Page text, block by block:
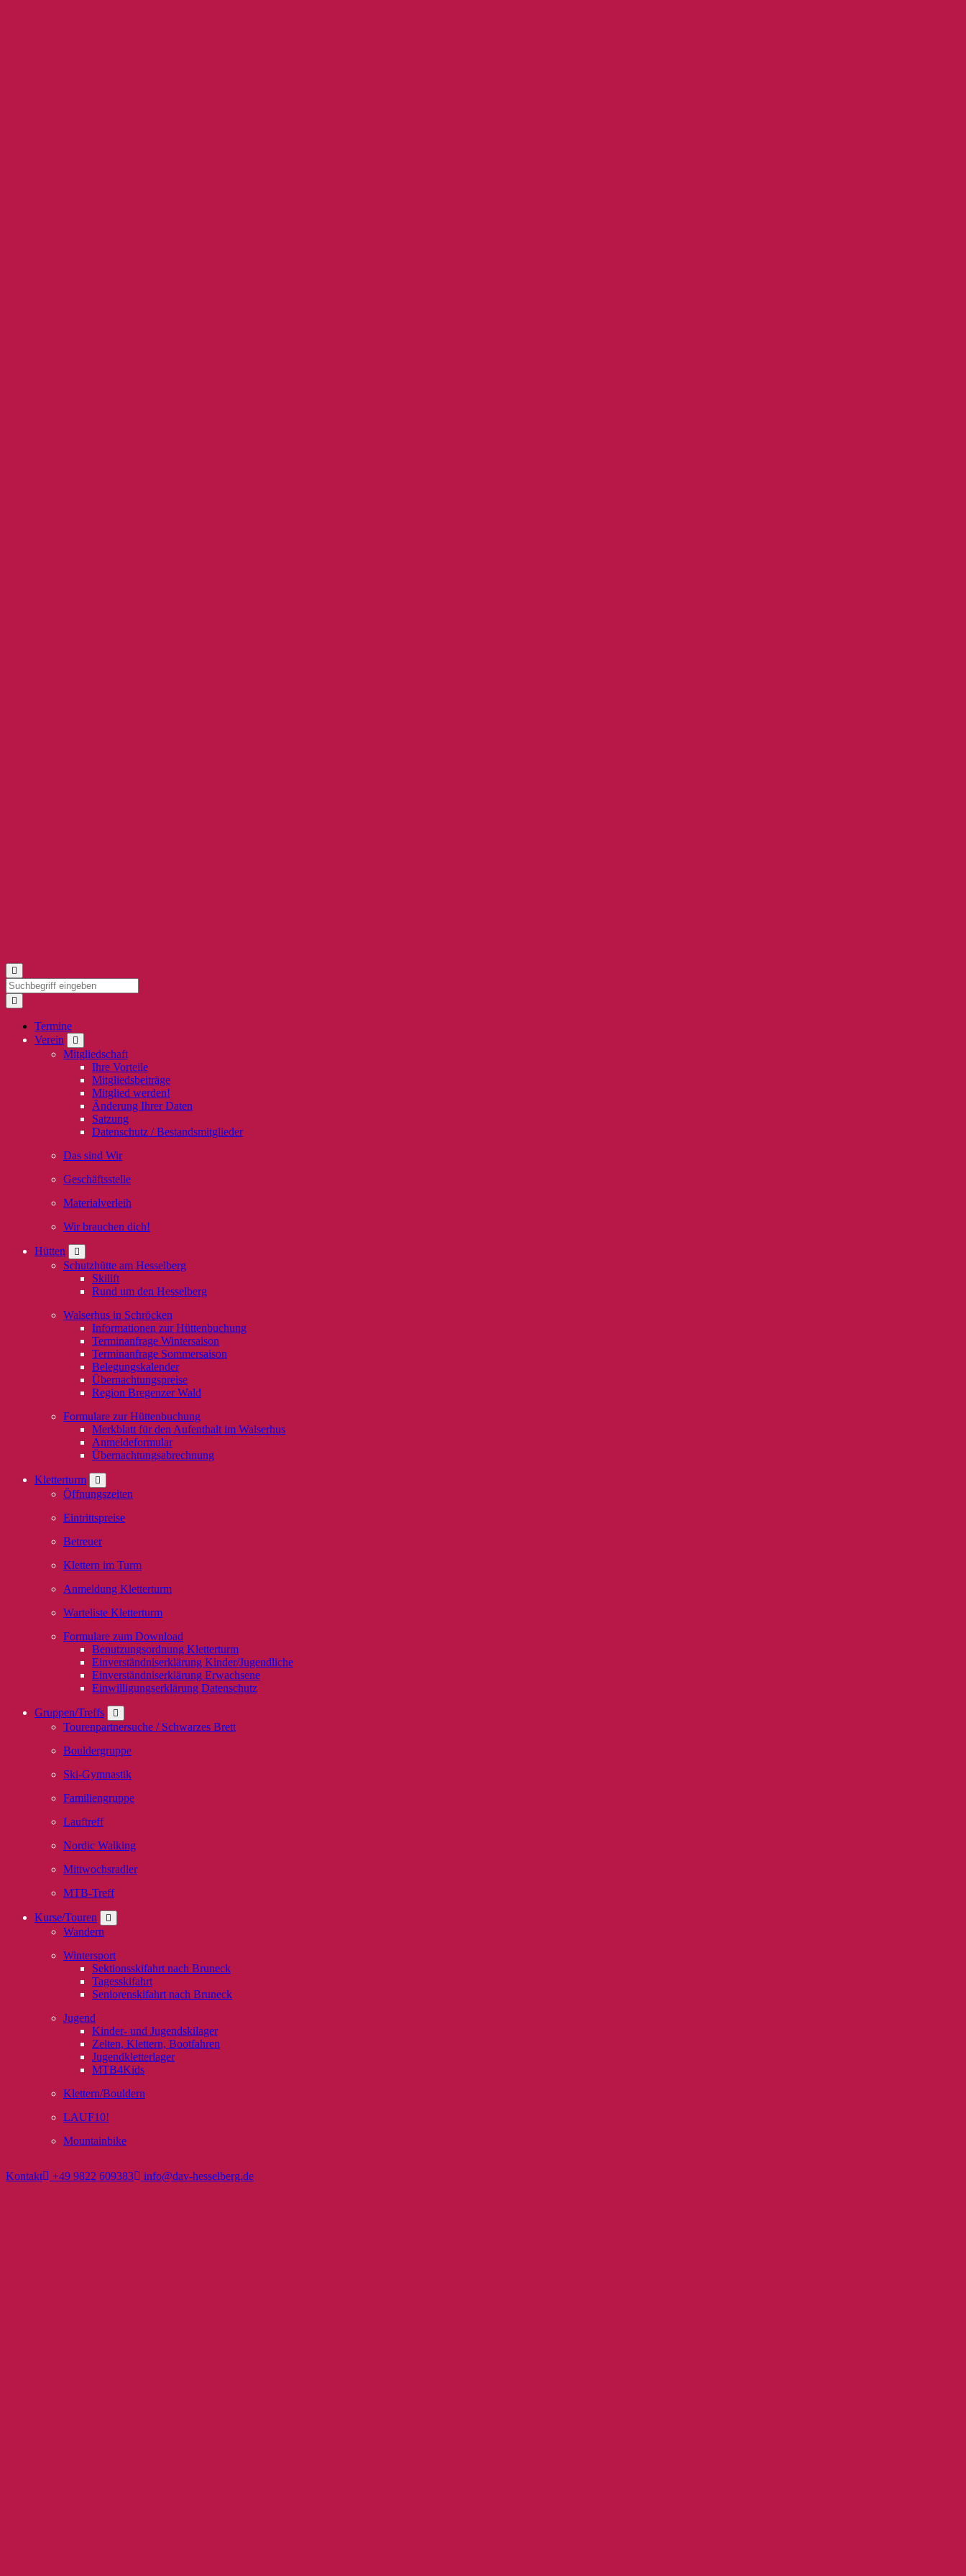
Termine
Verein
Mitgliedschaft
Ihre Vorteile
Mitgliedsbeiträge
Mitglied werden!
Änderung Ihrer Daten
Satzung
Datenschutz / Bestandsmitglieder
Das sind Wir
Geschäftsstelle
Materialverleih
Wir brauchen dich!
Hütten
Schutzhütte am Hesselberg
Skilift
Rund um den Hesselberg
Walserhus in Schröcken
Informationen zur Hüttenbuchung
Terminanfrage Wintersaison
Terminanfrage Sommersaison
Belegungskalender
Übernachtungspreise
Region Bregenzer Wald
Formulare zur Hüttenbuchung
Merkblatt für den Aufenthalt im Walserhus
Anmeldeformular
Übernachtungsabrechnung
Kletterturm
Öffnungszeiten
Eintrittspreise
Betreuer
Klettern im Turm
Anmeldung Kletterturm
Warteliste Kletterturm
Formulare zum Download
Benutzungsordnung Kletterturm
Einverständniserklärung Kinder/Jugendliche
Einverständniserklärung Erwachsene
Einwilligungserklärung Datenschutz
Gruppen/Treffs
Tourenpartnersuche / Schwarzes Brett
Bouldergruppe
Ski-Gymnastik
Familiengruppe
Lauftreff
Nordic Walking
Mittwochsradler
MTB-Treff
Kurse/Touren
Wandern
Wintersport
Sektionsskifahrt nach Bruneck
Tagesskifahrt
Seniorenskifahrt nach Bruneck
Jugend
Kinder- und Jugendskilager
Zelten, Klettern, Bootfahren
Jugendkletterlager
MTB4Kids
Klettern/Bouldern
LAUF10!
Mountainbike
Kontakt +49 9822 609383 info@dav-hesselberg.de